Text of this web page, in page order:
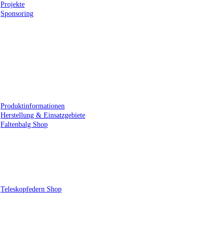
Projekte
Sponsoring
Produktinformationen
Herstellung & Einsatzgebiete
Faltenbalg Shop
Teleskopfedern Shop